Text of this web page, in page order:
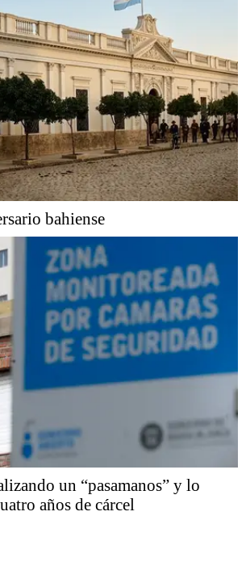
bahiense
un “pasamanos” y lo
años de cárcel